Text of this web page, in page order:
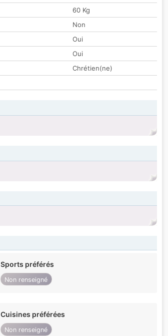
60 Kg
Non
Oui
Oui
Chrétien(ne)
Sports préférés
Non renseigné
Cuisines préférées
Non renseigné